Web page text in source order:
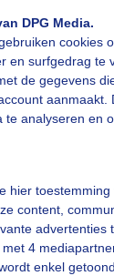
DPG Media.
cookies
en surfgedrag te
de gegevens
aanmaakt.
te analyseren en
hier
content,
advertenties
4
enkel